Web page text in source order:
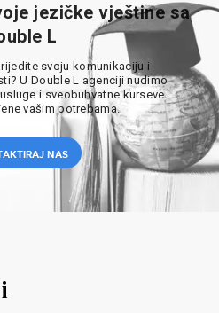
jezičke vještine sa
L
svoju komunikaciju i
U Double L agenciji nudimo
i sveobuhvatne kurseve
vašim potrebama.
NAS